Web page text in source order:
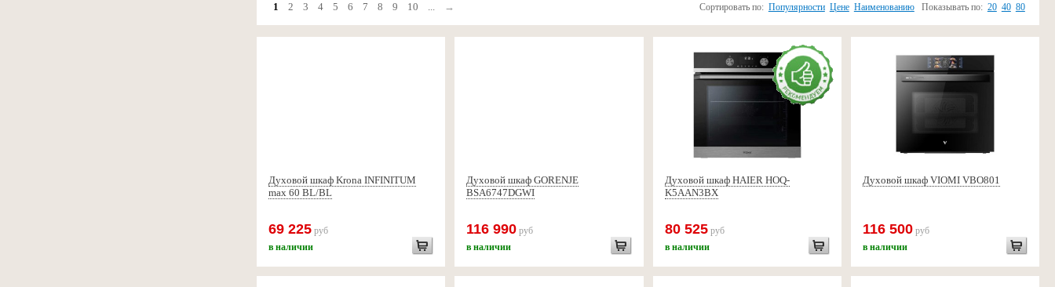
1 2 3 4 5 6 7 8 9 10 ... → Сортировать по: Популярности Цене Наименованию Показывать по: 20 40 80
Духовой шкаф Krona INFINITUM
max 60 BL/BL
69 225 руб
в наличии
Духовой шкаф GORENJE
BSA6747DGWI
116 990 руб
в наличии
Духовой шкаф HAIER HOQ-
K5AAN3BX
80 525руб
в наличии
Духовой шкаф VIOMI VBO801
116 500руб
в наличии